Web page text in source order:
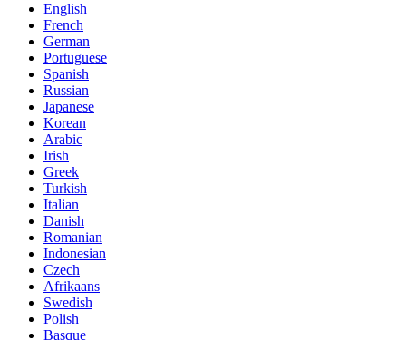
English
French
German
Portuguese
Spanish
Russian
Japanese
Korean
Arabic
Irish
Greek
Turkish
Italian
Danish
Romanian
Indonesian
Czech
Afrikaans
Swedish
Polish
Basque